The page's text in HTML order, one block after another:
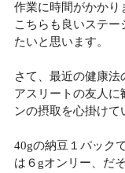
作業に時間がかかり
こちらも良いステー
たいと思います。
さて、最近の健康法
アスリートの友人に
ンの摂取を心掛けて
40gの納豆１パック
は６gオンリー、だそ